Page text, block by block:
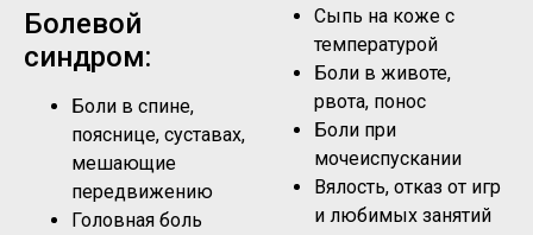
Болевой
синдром:
Боли в спине,
пояснице, суставах,
мешающие
передвижению
Головная боль
Сыпь на коже с
температурой
Боли в животе,
рвота, понос
Боли при
мочеиспускании
Вялость, отказ от игр
и любимых занятий